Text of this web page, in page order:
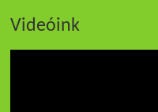
Videóink